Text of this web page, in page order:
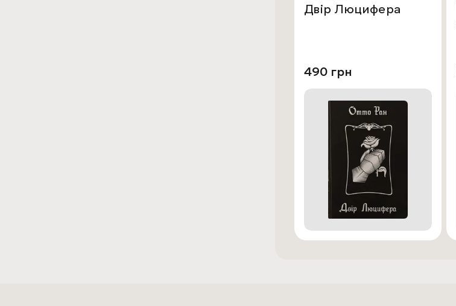
Двір Люцифера
490 грн